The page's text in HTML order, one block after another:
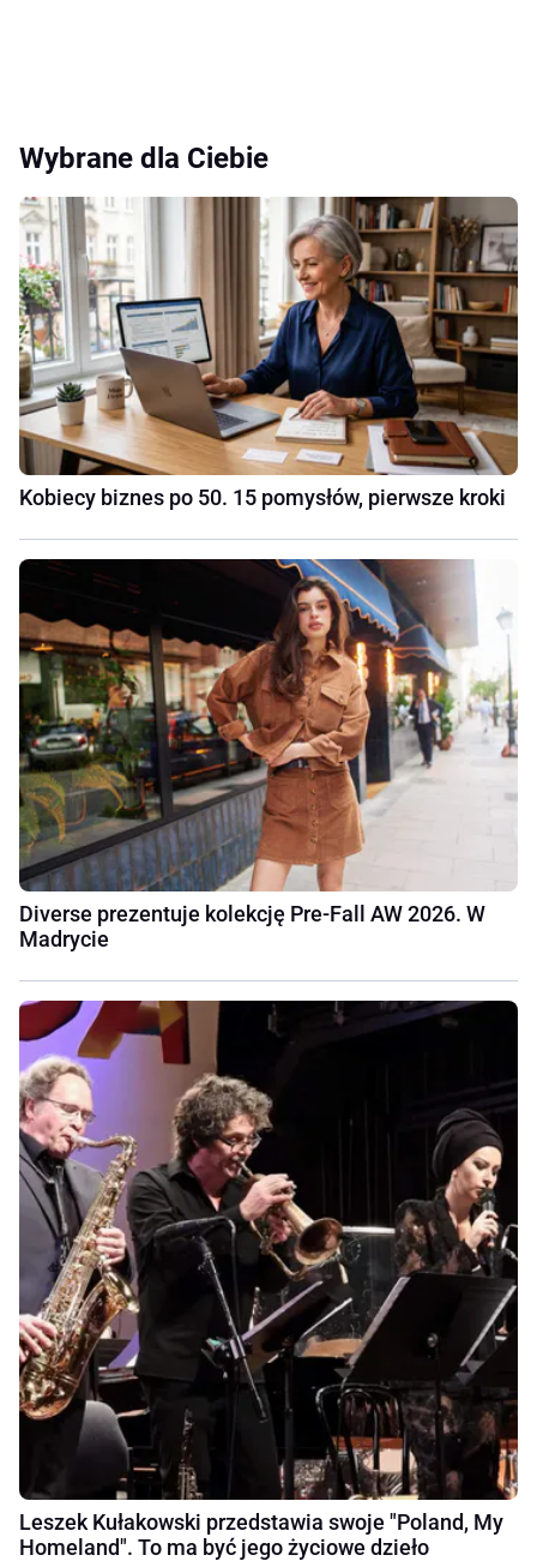
Wybrane dla Ciebie
Kobiecy biznes po 50. 15 pomysłów, pierwsze kroki
Diverse prezentuje kolekcję Pre-Fall AW 2026. W
Madrycie
Leszek Kułakowski przedstawia swoje "Poland, My
Homeland". To ma być jego życiowe dzieło